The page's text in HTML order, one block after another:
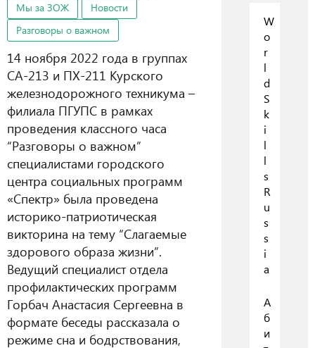
Мы за ЗОЖ
Новости
Разговоры о важном
14 ноября 2022 года в группах
СА-213 и ПХ-211 Курского
железнодорожного техникума –
филиала ПГУПС в рамках
проведения классного часа
“Разговоры о важном”
специалистами городского
центра социальных программ
«Спектр» была проведена
историко-патриотическая
викторина на тему “Слагаемые
здорового образа жизни”.
Ведущий специалист отдела
профилактических программ
Горбач Анастасия Сергеевна в
формате беседы рассказала о
режиме сна и бодрствования,
W
o
r
l
d
S
k
i
l
l
s
R
u
s
s
i
a
А
б
и